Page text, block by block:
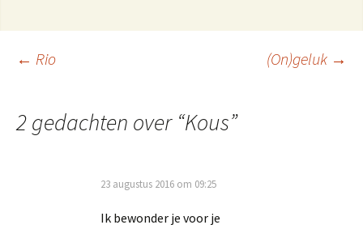
Berichtnavigatie
← Rio (On)geluk →
2 gedachten over “Kous”
23 augustus 2016 om 09:25
Ik bewonder je voor je